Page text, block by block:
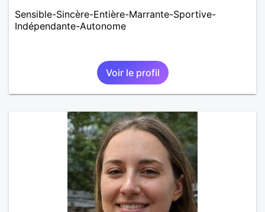
Sensible-Sincère-Entière-Marrante-Sportive-
Indépendante-Autonome
Voir le profil